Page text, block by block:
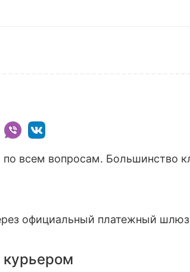
всем вопросам. Большинство
официальный платежный
курьером